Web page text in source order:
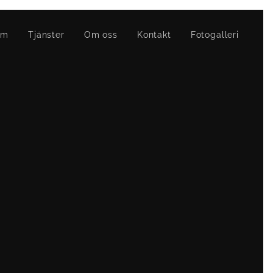
Tjänster Om oss Kontakt Fotogalleri